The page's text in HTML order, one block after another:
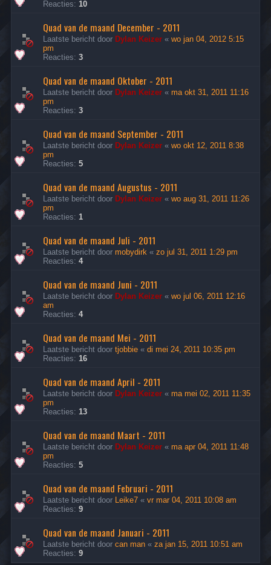
Reacties: 10
Quad van de maand December - 2011
Laatste bericht door Dylan Keizer « wo jan 04, 2012 5:15
pm
Reacties: 3
Quad van de maand Oktober - 2011
Laatste bericht door Dylan Keizer « ma okt 31, 2011 11:16
pm
Reacties: 3
Quad van de maand September - 2011
Laatste bericht door Dylan Keizer « wo okt 12, 2011 8:38
pm
Reacties: 5
Quad van de maand Augustus - 2011
Laatste bericht door Dylan Keizer « wo aug 31, 2011 11:26
pm
Reacties: 1
Quad van de maand Juli - 2011
Laatste bericht door mobydirk « zo jul 31, 2011 1:29 pm
Reacties: 4
Quad van de maand Juni - 2011
Laatste bericht door Dylan Keizer « wo jul 06, 2011 12:16
am
Reacties: 4
Quad van de maand Mei - 2011
Laatste bericht door tjobbie « di mei 24, 2011 10:35 pm
Reacties: 16
Quad van de maand April - 2011
Laatste bericht door Dylan Keizer « ma mei 02, 2011 11:35
pm
Reacties: 13
Quad van de maand Maart - 2011
Laatste bericht door Dylan Keizer « ma apr 04, 2011 11:48
pm
Reacties: 5
Quad van de maand Februari - 2011
Laatste bericht door Leike7 « vr mar 04, 2011 10:08 am
Reacties: 9
Quad van de maand Januari - 2011
Laatste bericht door can man « za jan 15, 2011 10:51 am
Reacties: 9